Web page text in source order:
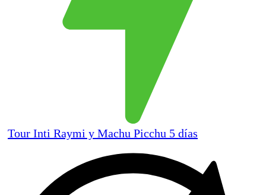
Tour Inti Raymi y Machu Picchu 5 días